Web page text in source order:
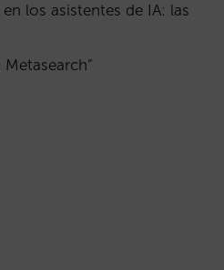
los asistentes de IA: las